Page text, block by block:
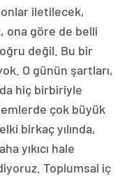
iletilecek,
ona göre de belli
değil. Bu bir
O günün şartları,
hiç birbiriyle
çok büyük
birkaç yılında,
yıkıcı hale
Toplumsal iç